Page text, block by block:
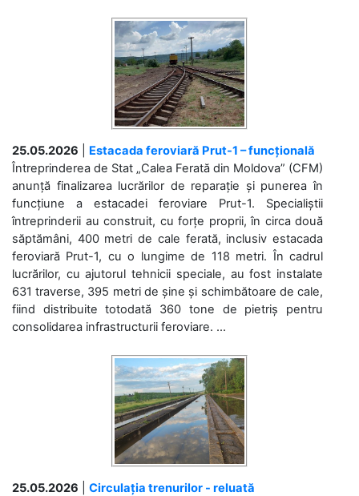
25.05.2026
Estacada feroviară Prut-1 – funcțională
Întreprinderea de Stat „Calea Ferată din Moldova” (CFM)
anunță finalizarea lucrărilor de reparație și punerea în
funcțiune a estacadei feroviare Prut-1. Specialiștii
întreprinderii au construit, cu forțe proprii, în circa două
săptămâni, 400 metri de cale ferată, inclusiv estacada
feroviară Prut-1, cu o lungime de 118 metri. În cadrul
lucrărilor, cu ajutorul tehnicii speciale, au fost instalate
631 traverse, 395 metri de șine și schimbătoare de cale,
fiind distribuite totodată 360 tone de pietriș pentru
consolidarea infrastructurii feroviare. ...
25.05.2026
Circulația trenurilor - reluată